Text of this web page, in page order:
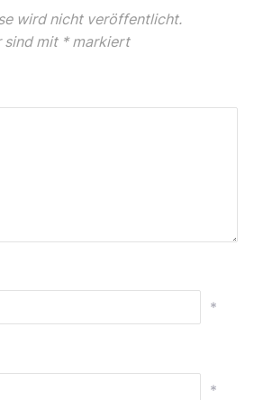
wird nicht veröffentlicht.
sind mit *markiert
*
*